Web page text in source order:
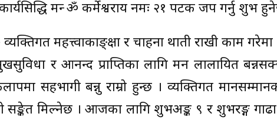
मन्त्र ॐ कर्मेश्वराय नमः २१ पटक जप गर्नु शुभ
महत्त्वाकाङ्क्षा र चाहना थाती राखी काम गरेमा
र आनन्द प्राप्तिका लागि मन लालायित
सहभागी बन्नु राम्रो हुन्छ । व्यक्तिगत
मिल्नेछ । आजका लागि शुभअङ्क ९ र शुभरङ्ग